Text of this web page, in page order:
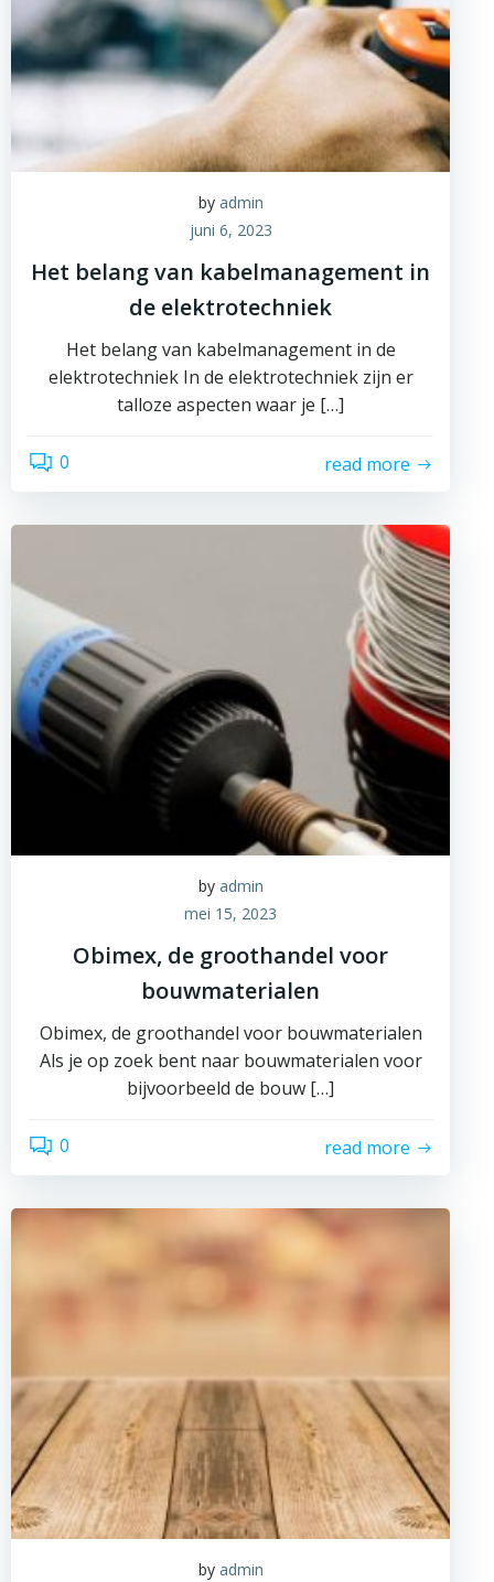
by admin
juni 6, 2023
Het belang van kabelmanagement in
de elektrotechniek
Het belang van kabelmanagement in de
elektrotechniek In de elektrotechniek zijn er
talloze aspecten waar je […]
0 read more
by admin
mei 15, 2023
Obimex, de groothandel voor
bouwmaterialen
Obimex, de groothandel voor bouwmaterialen
Als je op zoek bent naar bouwmaterialen voor
bijvoorbeeld de bouw […]
0 read more
by admin